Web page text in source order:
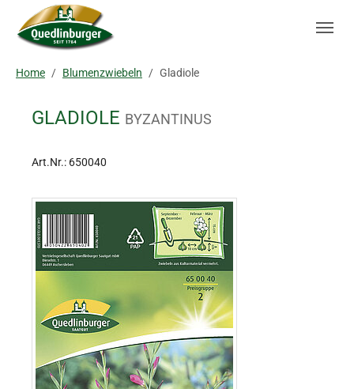
Skip to main navigation
Zum Hauptinhalt springen
Skip to page footer
Home Blumenzwiebeln Gladiole
GLADIOLE BYZANTINUS
Art.Nr.: 650040